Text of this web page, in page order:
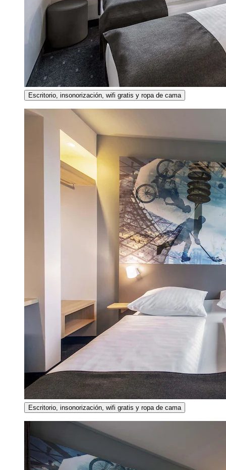
Escritorio, insonorización, wifi gratis y ropa de cama
Escritorio, insonorización, wifi gratis y ropa de cama